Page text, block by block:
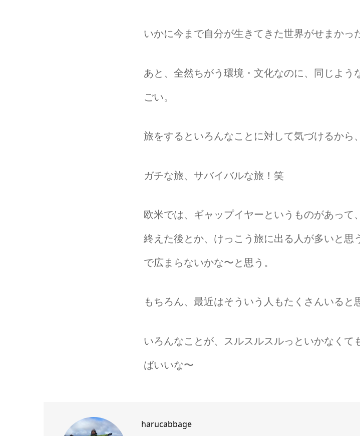
いかに今まで自分が生きてきた世界がせまかっ
あと、全然ちがう環境・文化なのに、同じよ
ごい。
旅をするといろんなことに対して気づけるから
ガチな旅、サバイバルな旅！笑
欧米では、ギャップイヤーというものがあっ
終えた後とか、けっこう旅に出る人が多いと
で広まらないかな〜と思う。
もちろん、最近はそういう人もたくさんいると
いろんなことが、スルスルスルっといかなく
ばいいな〜
harucabbage